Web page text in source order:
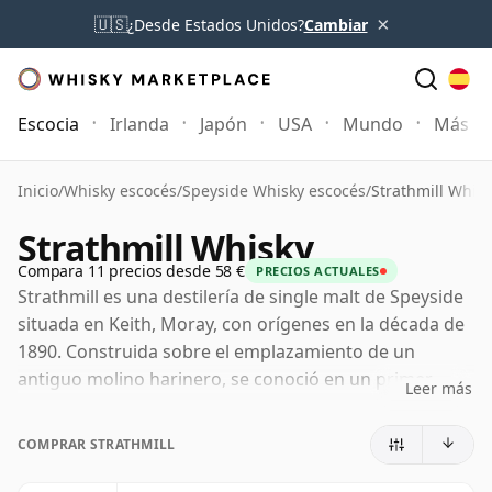
🇺🇸¿Desde Estados Unidos?Cambiar ×
Escocia Irlanda Japón USA Mundo Más
Inicio/Whisky escocés/Speyside Whisky escocés/Strathmill
Strathmill Whisky
Compara 11 precios desde 58 € PRECIOS ACTUALES
Strathmill es una destilería de single malt de Speyside
situada en Keith, Moray, con orígenes en la década de
1890. Construida sobre el emplazamiento de un
antiguo molino harinero, se conoció en un primer
de Strathmill bajo la firma W. & A. Gilbey, cuyos
Leer más
COMPRAR STRATHMILL